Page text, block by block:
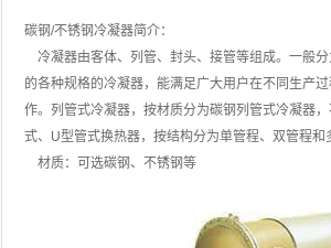
碳钢/不锈钢冷凝器简介：
冷凝器由客体、列管、封头、接管等组成。一般
的各种规格的冷凝器，能满足广大用户在不同生产
作。列管式冷凝器，按材质分为碳钢列管式冷凝器
式、U型管式换热器，按结构分为单管程、双管程
材质：可选碳钢、不锈钢等